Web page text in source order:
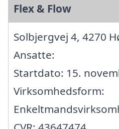
Flex & Flow
Solbjergvej 4, 4270
Ansatte:
Startdato: 15.
Virksomhedsform: